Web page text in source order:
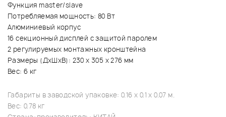
Функция master/slave
Потребляемая мощность: 80 Вт
Алюминиевый корпус
16 секционный дисплей с защитой паролем
2 регулируемых монтажных кронштейна
Размеры (ДхШхВ): 230 х 305 х 276 мм
Вес: 6 кг
Габариты в заводской упаковке: 0.16 x 0.1 x 0.07 м.
Вес: 0.78 кг